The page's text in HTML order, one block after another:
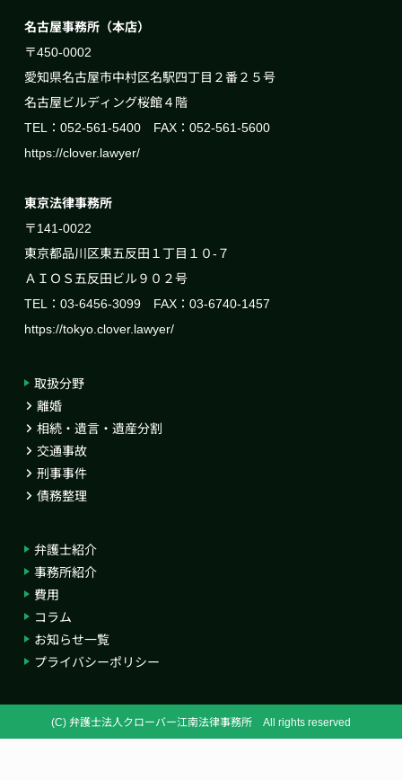
名古屋事務所（本店）
〒450-0002
愛知県名古屋市中村区名駅四丁目２番２５号
名古屋ビルディング桜館４階
TEL：052-561-5400 FAX：052-561-5600
https://clover.lawyer/
東京法律事務所
〒141-0022
東京都品川区東五反田１丁目１０-７
ＡＩＯＳ五反田ビル９０２号
TEL：03-6456-3099 FAX：03-6740-1457
https://tokyo.clover.lawyer/
取扱分野
離婚
相続・遺言・遺産分割
交通事故
刑事事件
債務整理
弁護士紹介
事務所紹介
費用
コラム
お知らせ一覧
プライバシーポリシー
(C) 弁護士法人クローバー江南法律事務所 All rights reserved